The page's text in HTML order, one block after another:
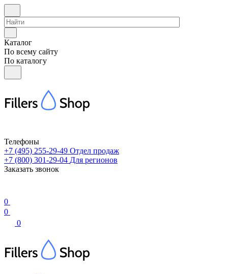
Каталог
По всему сайту
По каталогу
Телефоны
+7 (495) 255-29-49 Отдел продаж
+7 (800) 301-29-04 Для регионов
Заказать звонок
0
0
0